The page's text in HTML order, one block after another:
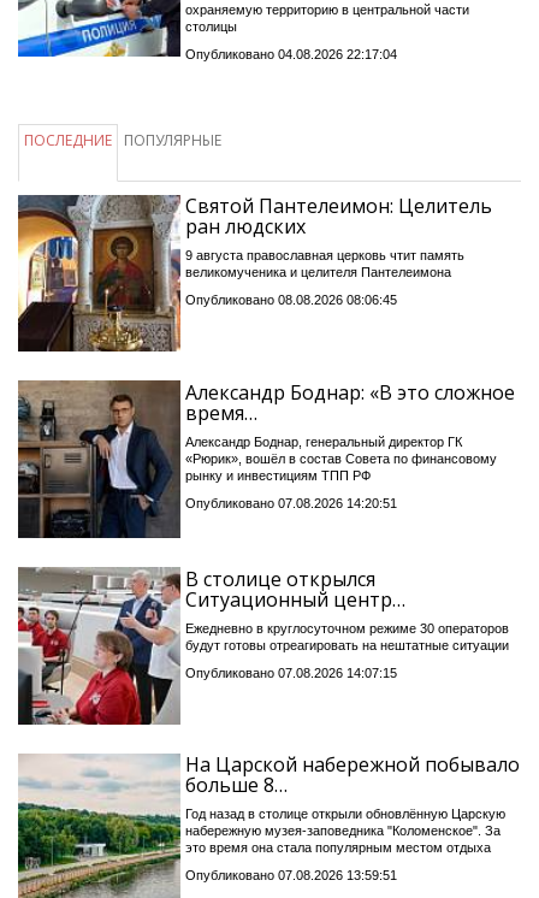
охраняемую территорию в центральной части
столицы
Опубликовано 04.08.2026 22:17:04
ПОСЛЕДНИЕ ПОПУЛЯРНЫЕ
Святой Пантелеимон: Целитель
ран людских
9 августа православная церковь чтит память
великомученика и целителя Пантелеимона
Опубликовано 08.08.2026 08:06:45
Александр Боднар: «В это сложное
время…
Александр Боднар, генеральный директор ГК
«Рюрик», вошёл в состав Совета по финансовому
рынку и инвестициям ТПП РФ
Опубликовано 07.08.2026 14:20:51
В столице открылся
Ситуационный центр…
Ежедневно в круглосуточном режиме 30 операторов
будут готовы отреагировать на нештатные ситуации
Опубликовано 07.08.2026 14:07:15
На Царской набережной побывало
больше 8…
Год назад в столице открыли обновлённую Царскую
набережную музея-заповедника "Коломенское". За
это время она стала популярным местом отдыха
Опубликовано 07.08.2026 13:59:51